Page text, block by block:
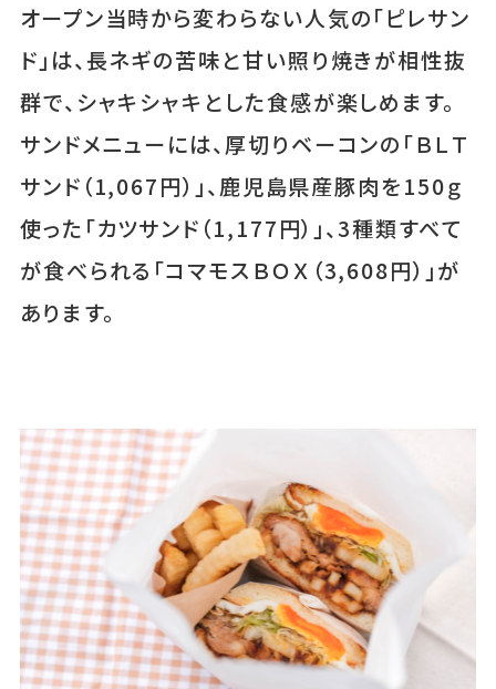
オープン当時から変わらない人気の「ピレサン
ド」は、長ネギの苦味と甘い照り焼きが相性抜
群で、シャキシャキとした食感が楽しめます。
サンドメニューには、厚切りベーコンの「ＢＬＴ
サンド（1,067円）」、鹿児島県産豚肉を150ｇ
使った「カツサンド（1,177円）」、3種類すべて
が食べられる「コマモスＢＯＸ（3,608円）」が
あります。